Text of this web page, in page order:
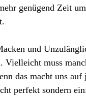
genügend Zeit
und
Vielleicht muss
das macht uns
perfekt sondern